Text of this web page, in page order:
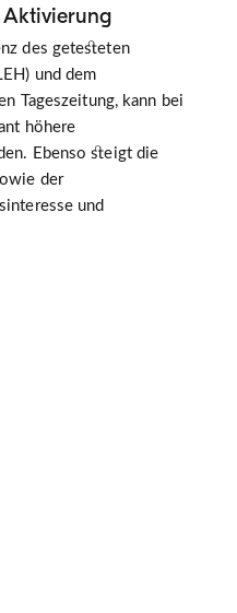
des getesteten
und dem
Tageszeitung, kann bei
höhere
Ebenso steigt die
der
und